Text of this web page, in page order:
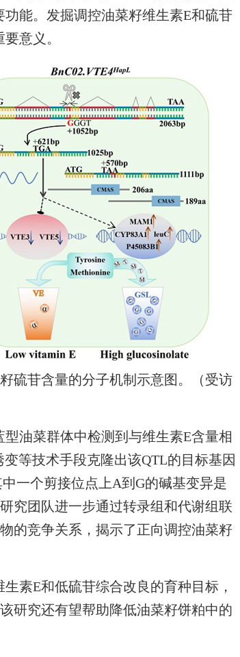
能。发掘调控油菜籽维生素E和硫苷
意义。
苷含量的分子机制示意图。（受访
油菜群体中检测到与维生素E含量相
等技术手段克隆出该QTL的目标基因
一个剪接位点上A到G的碱基变异是
究团队进一步通过转录组和代谢组联
的竞争关系，揭示了正向调控油菜籽
E和低硫苷综合改良的育种目标，
研究还有望帮助降低油菜籽饼粕中的